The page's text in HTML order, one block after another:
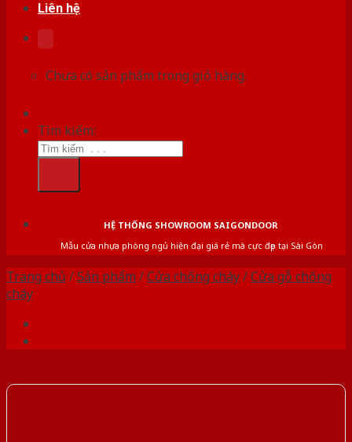
Liên hệ
Chưa có sản phẩm trong giỏ hàng.
Tìm kiếm:
HỆ THỐNG SHOWROOM SAIGONDOOR
Mẫu cửa nhựa phòng ngủ hiện đại giá rẻ mà cực đẹp tại Sài Gòn
Trang chủ /Sản phẩm /Cửa chống cháy/Cửa gỗ chống
cháy